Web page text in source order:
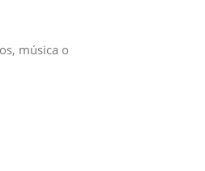
música o